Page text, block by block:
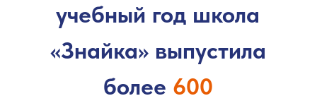
учебный год школа
«Знайка» выпустила
более 600